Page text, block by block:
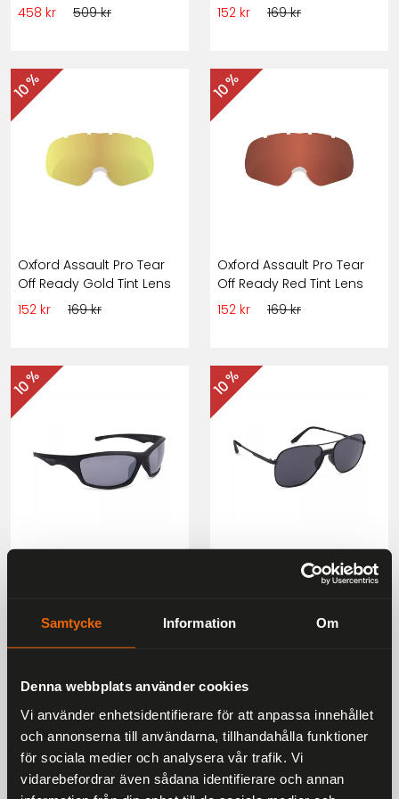
Samtycke Information Om
Denna webbplats använder cookies
Vi använder enhetsidentifierare för att anpassa innehållet
och annonserna till användarna, tillhandahålla funktioner
för sociala medier och analysera vår trafik. Vi
vidarebefordrar även sådana identifierare och annan
458 kr 509 kr 152 kr 169 kr
10 %
Oxford Assault Pro Tear
Off Ready Gold Tint Lens
152 kr
169 kr
10 %
Oxford Assault Pro Tear
Off Ready Red Tint Lens
152 kr
169 kr
10 %
206 kr
229 kr
10 %
Oxford Force One Black
Metal Frame Smoke Lens
242 kr
10 % 10 %